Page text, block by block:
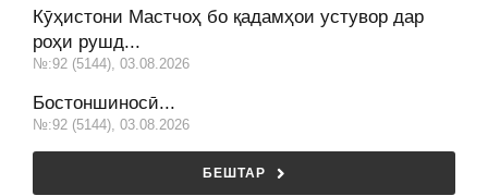
Кӯҳистони Мастчоҳ бо қадамҳои устувор дар
роҳи рушд...
№:92 (5144), 03.08.2026
Бостоншиносӣ...
№:92 (5144), 03.08.2026
БЕШТАР